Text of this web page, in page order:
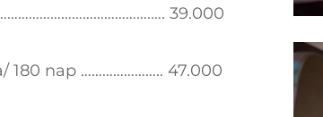
39.000
nap ………………….. 47.000